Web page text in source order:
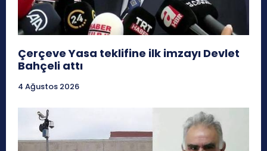
Çerçeve Yasa teklifine ilk imzayı Devlet
Bahçeli attı
4 Ağustos 2026